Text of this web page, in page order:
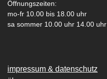
Öffnungszeiten:
mo-fr 10.00 bis 18.00 uhr
sa sommer 10.00 uhr 14.00 uhr
impressum & datenschutz